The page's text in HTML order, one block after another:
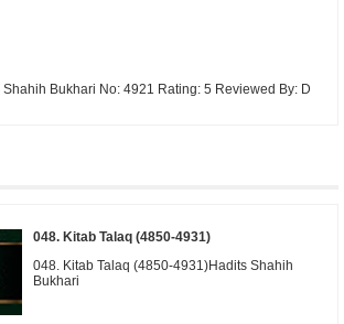
Shahih Bukhari No: 4921 Rating: 5 Reviewed By: D
048. Kitab Talaq (4850-4931)
048. Kitab Talaq (4850-4931)Hadits Shahih
Bukhari